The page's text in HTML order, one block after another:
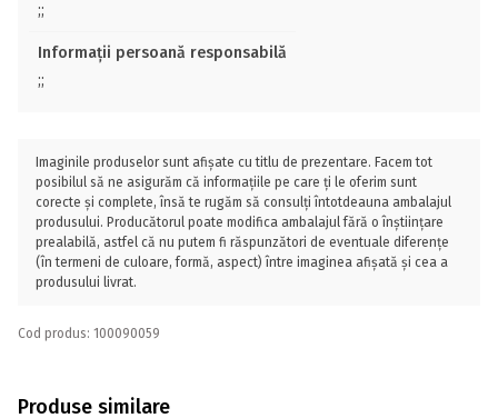
;;
Informații persoană responsabilă
;;
Imaginile produselor sunt afișate cu titlu de prezentare. Facem tot
posibilul să ne asigurăm că informațiile pe care ți le oferim sunt
corecte și complete, însă te rugăm să consulți întotdeauna ambalajul
produsului. Producătorul poate modifica ambalajul fără o înștiințare
prealabilă, astfel că nu putem fi răspunzători de eventuale diferențe
(în termeni de culoare, formă, aspect) între imaginea afișată și cea a
produsului livrat.
Cod produs: 100090059
Produse similare